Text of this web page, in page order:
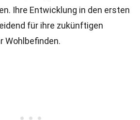
Ihre Entwicklung in den ersten
für ihre zukünftigen
Wohlbefinden.